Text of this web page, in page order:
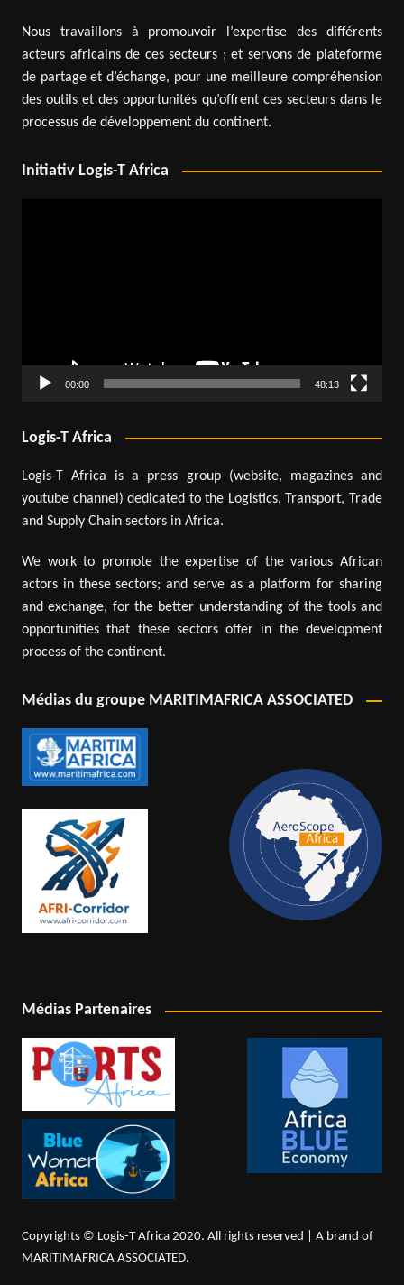
Nous travaillons à promouvoir l’expertise des différents
acteurs africains de ces secteurs ; et servons de plateforme
de partage et d’échange, pour une meilleure compréhension
des outils et des opportunités qu’offrent ces secteurs dans le
processus de développement du continent.
Initiativ Logis-T Africa
00:00 48:13
Logis-T Africa
Logis-T Africa is a press group (website, magazines and
youtube channel) dedicated to the Logistics, Transport, Trade
and Supply Chain sectors in Africa.
We work to promote the expertise of the various African
actors in these sectors; and serve as a platform for sharing
and exchange, for the better understanding of the tools and
opportunities that these sectors offer in the development
process of the continent.
Médias du groupe MARITIMAFRICA ASSOCIATED
Médias Partenaires
Copyrights © Logis-T Africa 2020. All rights reserved | A brand of
MARITIMAFRICA ASSOCIATED.